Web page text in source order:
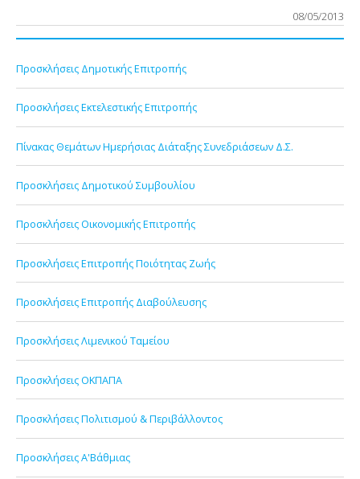
08/05/2013
Προσκλήσεις Δημοτικής Επιτροπής
Προσκλήσεις Εκτελεστικής Επιτροπής
Πίνακας Θεμάτων Ημερήσιας Διάταξης Συνεδριάσεων Δ.Σ.
Προσκλήσεις Δημοτικού Συμβουλίου
Προσκλήσεις Οικονομικής Επιτροπής
Προσκλήσεις Επιτροπής Ποιότητας Ζωής
Προσκλήσεις Επιτροπής Διαβούλευσης
Προσκλήσεις Λιμενικού Ταμείου
Προσκλήσεις ΟΚΠΑΠΑ
Προσκλήσεις Πολιτισμού & Περιβάλλοντος
Προσκλήσεις Α'Βάθμιας